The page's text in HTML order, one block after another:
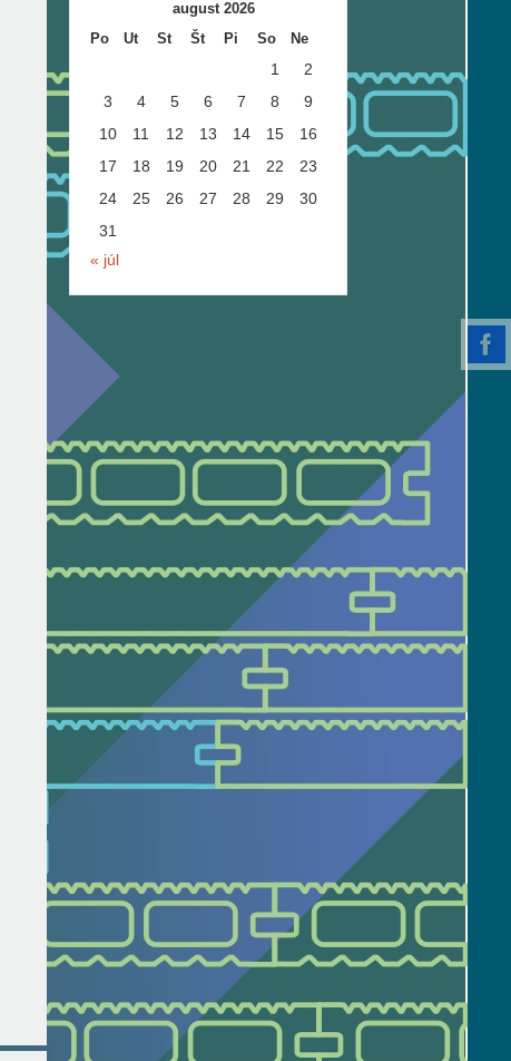
august 2026
Po
Ut St Št Pi So Ne
1
2
3
4 5 6 7 8
9
10
11 12 13 14 15
16
17
18 19 20 21 22
23
24
25 26 27 28 29
30
31
« júl